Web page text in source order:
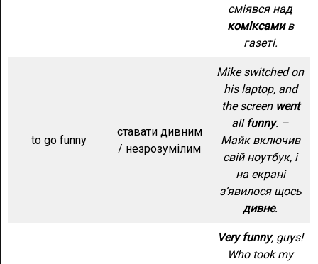
сміявся над
коміксамив
газеті.
to go funny
ставати дивним
/ незрозумілим
Mike switched on
his laptop, and
the screen went
allfunny. –
Майк включив
свій ноутбук, і
на екрані
з’явилося щось
дивне.
Very funny, guys!
Who took my